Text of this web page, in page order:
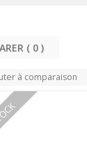
COMPARER ( 0
à comparaison